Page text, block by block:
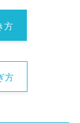
方
方